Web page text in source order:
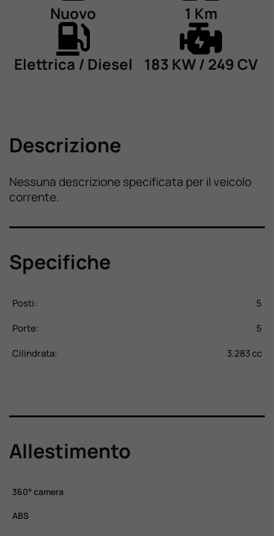
Nuovo 1 Km
Elettrica / Diesel 183 KW / 249 CV
Descrizione
Nessuna descrizione specificata per il veicolo
corrente.
Specifiche
Posti:
5
Porte:
5
Cilindrata:
3.283 cc
Allestimento
360° camera
ABS